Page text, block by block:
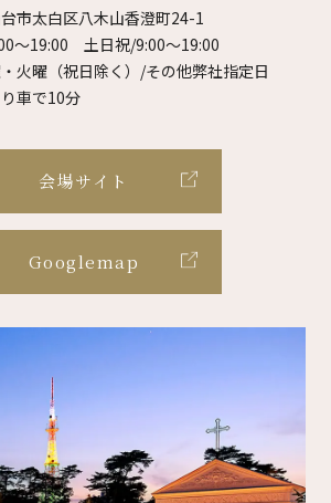
市太白区八木山香澄町24-1
～19:00 土日祝/9:00～19:00
火曜（祝日除く）/その他弊社指定日
車で10分
会場サイト
Googlemap